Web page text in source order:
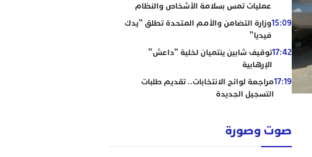
عمليات تمس بسلامة الأشخاص والنظام
15:09وزارة التضامن والأمم المتحدة تطلق “يدك
فيديا”
17:42توقيف شابين ينتميان لخلية “داعش”
الإرهابية
17:19مراجعة لوائح الانتخابات.. تقديم طلبات
التسجيل الجديدة
صوت وصورة